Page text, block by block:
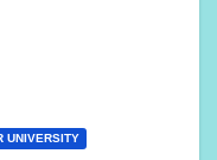
UNIVERSITY